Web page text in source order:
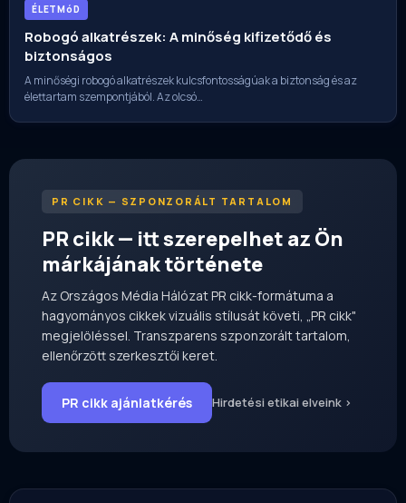
ÉLETMóD
Robogó alkatrészek: A minőség kifizetődő és
biztonságos
A minőségi robogó alkatrészek kulcsfontosságúak a biztonság és az
élettartam szempontjából. Az olcsó…
PR CIKK — SZPONZORÁLT TARTALOM
PR cikk — itt szerepelhet az Ön
márkájának története
Az Országos Média Hálózat PR cikk-formátuma a
hagyományos cikkek vizuális stílusát követi, „PR cikk"
megjelöléssel. Transzparens szponzorált tartalom,
ellenőrzött szerkesztői keret.
PR cikk ajánlatkérés Hirdetési etikai elveink ›